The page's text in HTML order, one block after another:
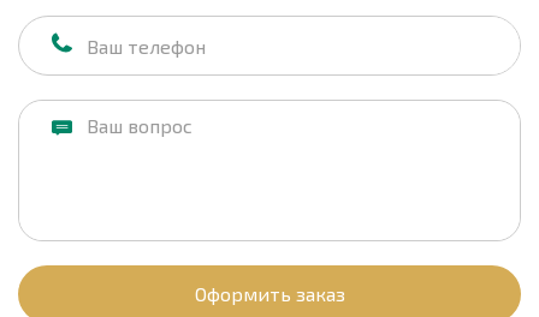
Оформить заказ